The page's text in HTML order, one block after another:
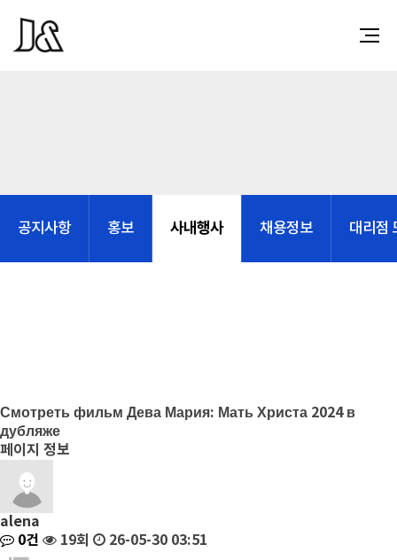
공지사항 홍보 사내행사 채용정보 대리점
Смотреть фильм Дева Мария: Мать Христа 2024 в
дубляже
페이지 정보
alena
0건
19회 26-05-30 03:51